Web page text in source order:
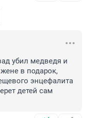
убил медведя и
в подарок,
энцефалита
детей сам